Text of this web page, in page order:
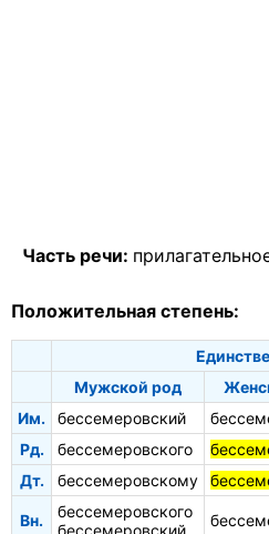
Часть речи:
Положительная степень:
Мужской род
Им.
бессемеровский
Рд.
бессемеровского
Дт.
бессемеровскому
Вн.
бессемеровского
бессемеровский